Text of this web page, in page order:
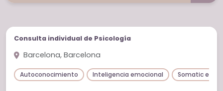
Sesiones individuales
Consulta individual de Psicología
Barcelona, Barcelona
Autoconocimiento Inteligencia emocional Somatic